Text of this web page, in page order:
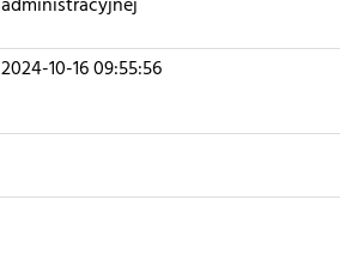
2024-10-16 09:55:56